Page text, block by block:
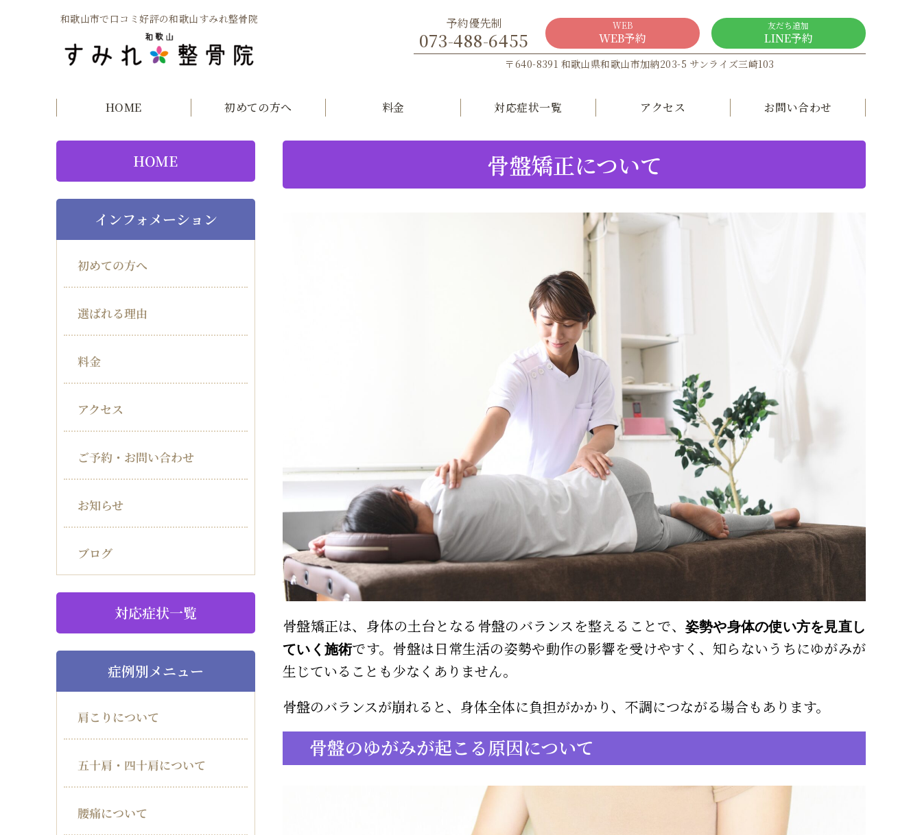
和歌山市で口コミ好評の和歌山すみれ整骨院 予約優先制
073-488-6455
WEB
WEB予約
友だち追加
LINE予約
〒640-8391 和歌山県和歌山市加納203-5 サンライズ三崎103
HOME 初めての方へ 料金 対応症状一覧 アクセス お問い合わせ
骨盤矯正について
骨盤矯正は、身体の土台となる骨盤のバランスを整えることで、
姿勢や身体の使い方を見直し
ていく施術です。骨盤は日常生活の姿勢や動作の影響を受けやすく、知らないうちにゆがみが
生じていることも少なくありません。
骨盤のバランスが崩れると、身体全体に負担がかかり、不調につながる場合もあります。
骨盤のゆがみが起こる原因について
HOME
インフォメーション
初めての方へ
選ばれる理由
料金
アクセス
ご予約・お問い合わせ
お知らせ
ブログ
対応症状一覧
症例別メニュー
肩こりについて
五十肩・四十肩について
腰痛について